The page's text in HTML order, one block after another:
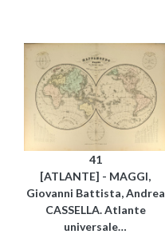
41
[ATLANTE] - MAGGI,
Giovanni Battista, Andrea
CASSELLA. Atlante
universale…